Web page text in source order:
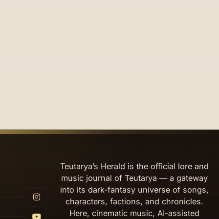
Teutarya’s Herald is the official lore and
music journal of Teutarya — a gateway
into its dark-fantasy universe of songs,
characters, factions, and chronicles.
Here, cinematic music, AI-assisted